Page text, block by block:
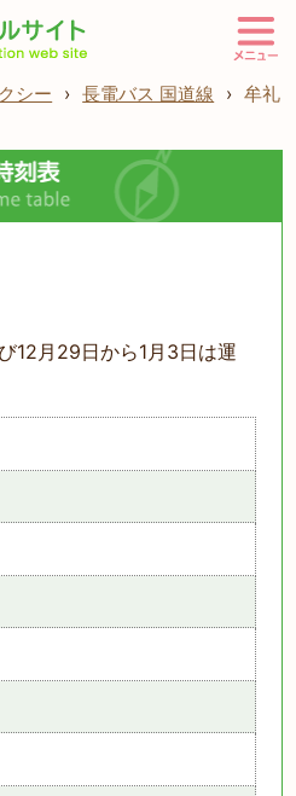
シー › 長電バス 国道線 › 牟礼
12月29日から1月3日は運